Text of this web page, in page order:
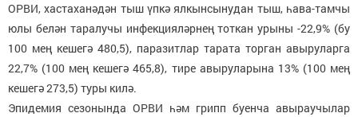
ОРВИ, хастаханәдән тыш үпкә ялкынсынудан тыш, һава-тамчы
юлы белән таралучы инфекцияләрнең тоткан урыны -22,9% (бу
100 мең кешегә 480,5), паразитлар тарата торган авыруларга
22,7% (100 мең кешегә 465,8), тире авыруларына 13% (100 мең
кешегә 273,5) туры килә.
Эпидемия сезонында ОРВИ һәм грипп буенча авыраучылар